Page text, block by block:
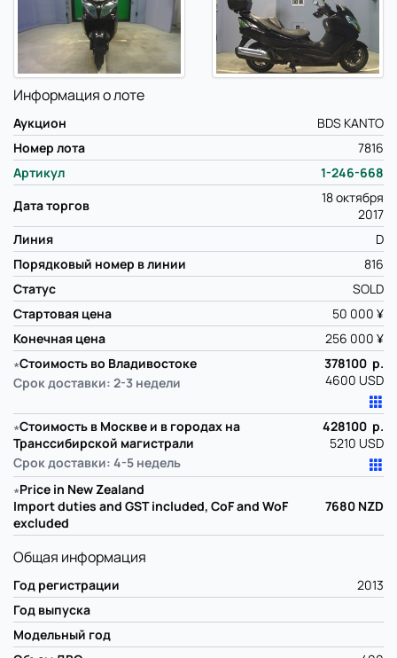
Информация о лоте
Аукцион
BDS KANTO
Номер лота
7816
Артикул
1-246-668
Дата торгов
18 октября
2017
Линия
D
Порядковый номер в линии
816
Статус
SOLD
Стартовая цена
50 000 ¥
Конечная цена
256 000 ¥
∗Стоимость во Владивостоке
Срок доставки: 2-3 недели
378100 р.
4600 USD
∗Стоимость в Москве и в городах на
Транссибирской магистрали
Срок доставки: 4-5 недель
428100 р.
5210 USD
∗Price in New Zealand
Import duties and GST included, CoF and WoF
excluded
7680 NZD
Общая информация
Год регистрации
2013
Год выпуска
Модельный год